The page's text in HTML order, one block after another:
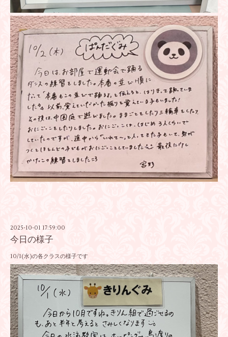
2025-10-01 17:59:00
今日の様子
10/1(水)の各クラスの様子です